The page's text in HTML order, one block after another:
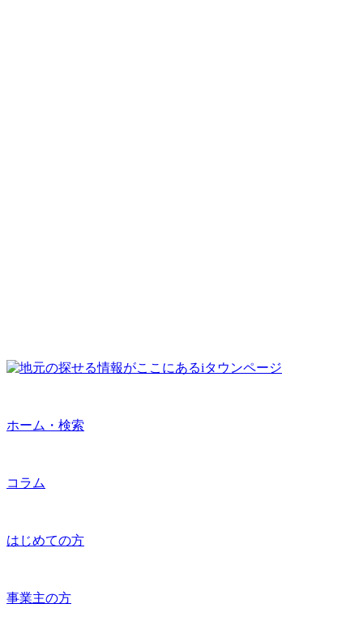
ホーム・検索
コラム
はじめての方
事業主の方